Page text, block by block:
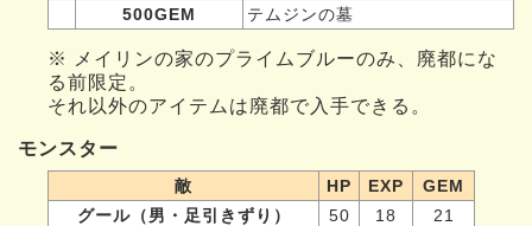
500GEM
テムジンの墓
※ メイリンの家のプライムブルーのみ、廃都にな
る前限定。
それ以外のアイテムは廃都で入手できる。
モンスター
敵 HP EXP
GEM
グール（男・足引きずり）
50 18
21